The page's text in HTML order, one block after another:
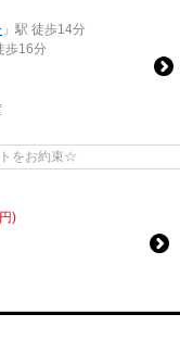
」駅 徒歩14分
歩16分
をお約束☆
)